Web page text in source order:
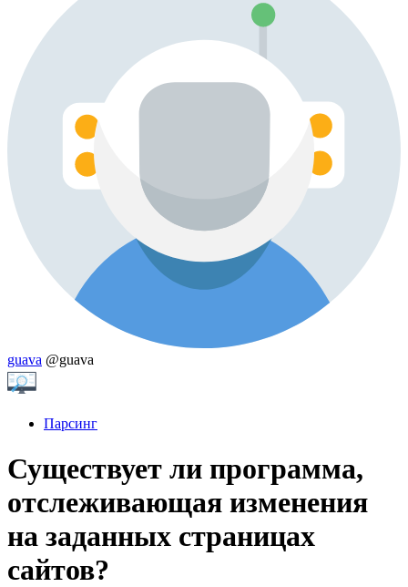
guava @guava
Парсинг
Существует ли программа,
отслеживающая изменения
на заданных страницах
сайтов?